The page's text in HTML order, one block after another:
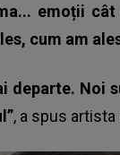
emoții
cum am
departe. Noi
, a spus